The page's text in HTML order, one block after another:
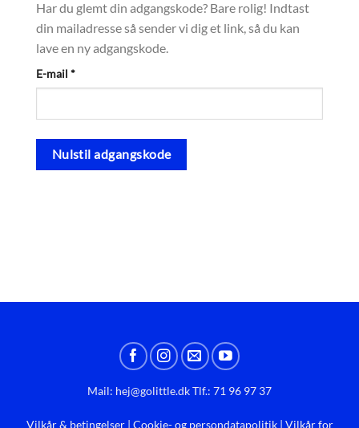
Har du glemt din adgangskode? Bare rolig! Indtast
din mailadresse så sender vi dig et link, så du kan
lave en ny adgangskode.
E-mail *Påkrævet
Nulstil adgangskode
Mail: hej@golittle.dkTlf.: 71 96 97 37
Vilkår & betingelser| Cookie- og persondatapolitik| Vilkår for